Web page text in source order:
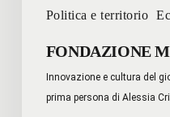
Politica e territorio
FONDAZIONE
Innovazione e cultura del
prima persona di Alessia